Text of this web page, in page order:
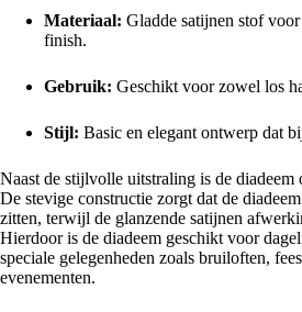
Materiaal: Gladde satijnen stof
finish.
Gebruik: Geschikt voor zowel los
Stijl: Basic en elegant ontwerp dat
Naast de stijlvolle uitstraling is de
De stevige constructie zorgt dat de
zitten, terwijl de glanzende satijnen
Hierdoor is de diadeem geschikt voor
speciale gelegenheden zoals bruiloften,
evenementen.